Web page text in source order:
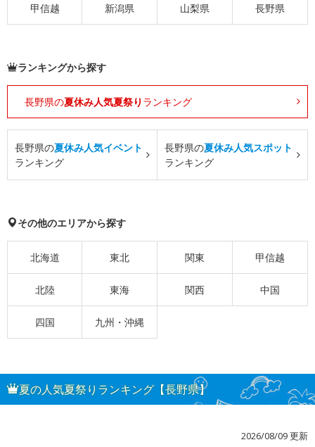
甲信越 新潟県 山梨県 長野県
ランキングから探す
長野県の夏休み人気夏祭り ランキング
長野県の夏休み人気イベント
ランキング
長野県の夏休み人気スポット
ランキング
その他のエリアから探す
北海道 東北 関東 甲信越
北陸 東海 関西 中国
四国 九州・沖縄
夏の人気夏祭りランキング【長野県】
2026/08/09 更新